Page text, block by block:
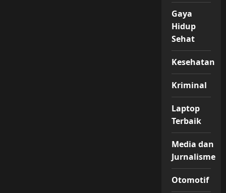
Gaya
Hidup
Sehat
Kesehatan
Kriminal
Laptop
Terbaik
Media dan
Jurnalisme
Otomotif